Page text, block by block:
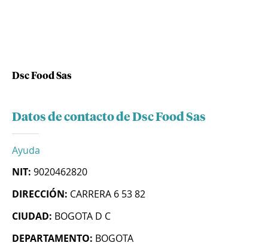
Dsc Food Sas
Datos de contacto de Dsc Food Sas
Ayuda
NIT: 9020462820
DIRECCIÓN: CARRERA 6 53 82
CIUDAD: BOGOTA D C
DEPARTAMENTO: BOGOTA